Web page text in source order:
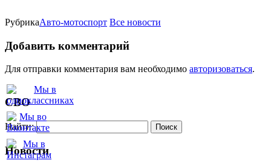
РубрикаАвто-мотоспорт Все новости
Добавить комментарий
Для отправки комментария вам необходимо авторизоваться.
СВО
Найти:
Новости